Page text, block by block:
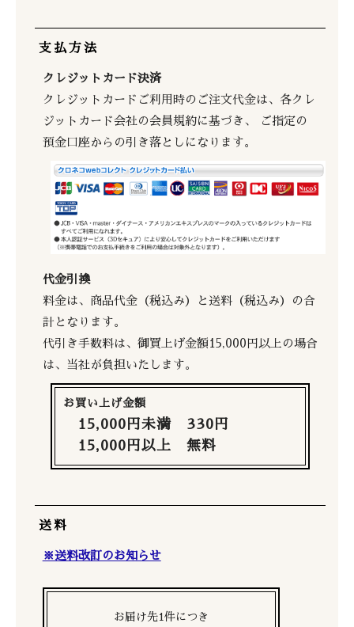
支払方法
クレジットカード決済
クレジットカードご利用時のご注文代金は、各クレ
ジットカード会社の会員規約に基づき、 ご指定の
預金口座からの引き落としになります。
代金引換
料金は、商品代金（税込み）と送料（税込み）の合
計となります。
代引き手数料は、御買上げ金額15,000円以上の場合
は、当社が負担いたします。
お買い上げ金額
15,000円未満 330円
15,000円以上 無料
送料
※送料改訂のお知らせ
お届け先1件につき